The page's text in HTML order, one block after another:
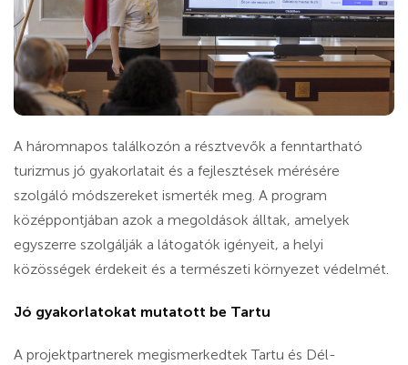
A háromnapos találkozón a résztvevők a fenntartható
turizmus jó gyakorlatait és a fejlesztések mérésére
szolgáló módszereket ismerték meg. A program
középpontjában azok a megoldások álltak, amelyek
egyszerre szolgálják a látogatók igényeit, a helyi
közösségek érdekeit és a természeti környezet védelmét.
Jó gyakorlatokat mutatott be Tartu
A projektpartnerek megismerkedtek Tartu és Dél-